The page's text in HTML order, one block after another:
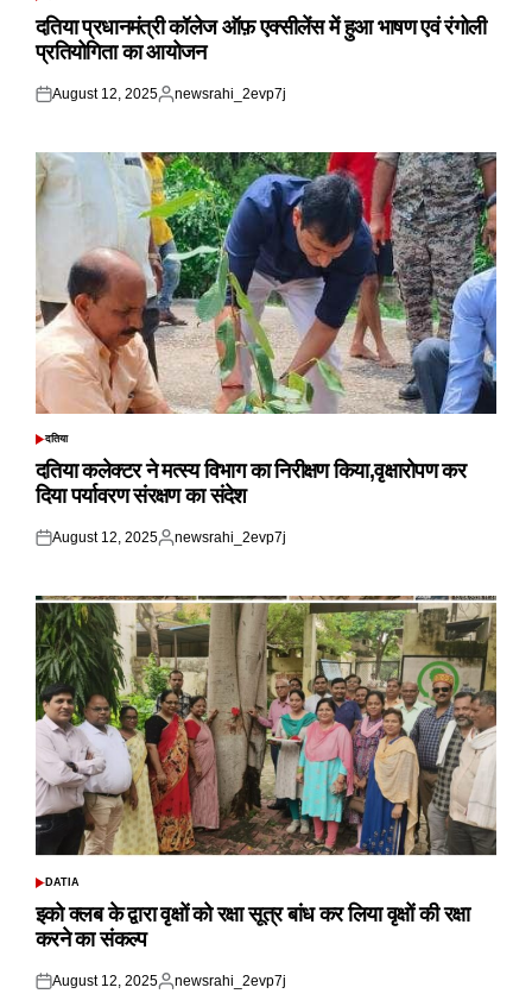
दतिया प्रधानमंत्री कॉलेज ऑफ़ एक्सीलेंस में हुआ भाषण एवं रंगोली
प्रतियोगिता का आयोजन
Posted
August 12, 2025
Posted
newsrahi_2evp7j
POSTED
दतिया
दतिया कलेक्टर ने मत्स्य विभाग का निरीक्षण किया,वृक्षारोपण कर
दिया पर्यावरण संरक्षण का संदेश
Posted
August 12, 2025
Posted
newsrahi_2evp7j
POSTED
DATIA
इको क्लब के द्वारा वृक्षों को रक्षा सूत्र बांध कर लिया वृक्षों की रक्षा
करने का संकल्प
Posted
August 12, 2025
Posted
newsrahi_2evp7j